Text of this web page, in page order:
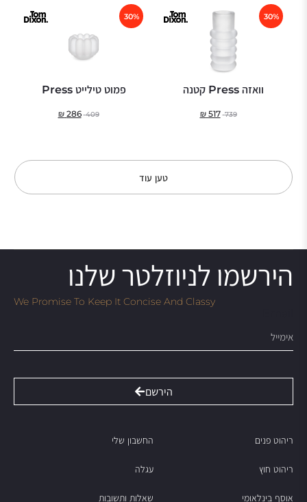
וואזה Press קטנה
30%
739
517
₪
פמוט טילייט Press
30%
409
286
₪
טען עוד
הירשמו לניוזלטר שלנו
We Promise To Keep It Concise And Classy
הירשם
ריהוט פנים
ריהוט חוץ
אוסף בינלאומי
החשבון שלי
עגלה
שאלות ותשובות